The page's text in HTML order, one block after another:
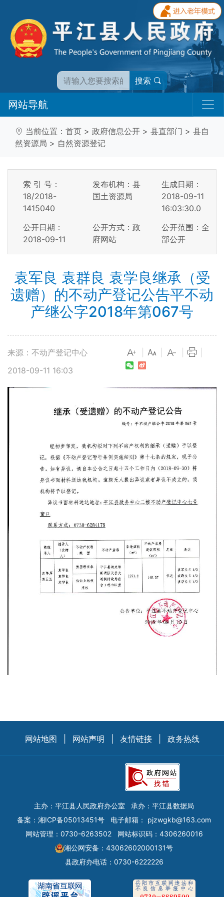
搜索
网站导航
当前位置： 首页 > 政府信息公开 > 县直部门 > 县自
然资源局 > 自然资源登记
索 引 号：
18/2018-
1415040
发布机构：县
国土资源局
生成日期：
2018-09-11
16:03:30.0
公开日期：
2018-09-11
公开方式：政
府网站
公开范围：全
部公开
袁军良 袁群良 袁学良继承（受
遗赠）的不动产登记公告平不动
产继公字2018年第067号
来源：不动产登记中心
2018-09-11 16:03
网站地图 网站声明 友情链接 政务热线
主办：平江县人民政府办公室
承办：平江县数据局
备案： 湘ICP备05013451号 电子邮箱： pjzwgkb@163.com
网站管理：0730-6263502
网站标识码：4306260016
湘公网安备：43062602000131号
县政府办电话：0730-6222226